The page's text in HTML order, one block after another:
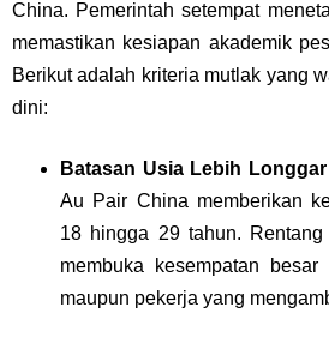
China. Pemerintah setempat
memastikan kesiapan akademik
Berikut adalah kriteria mutlak yang
dini:
Batasan Usia Lebih Longgar
Au Pair China memberikan
18 hingga 29 tahun.
membuka kesempatan besar
maupun pekerja yang